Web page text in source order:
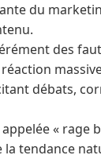
du
des
débats,
« rage
la tendance